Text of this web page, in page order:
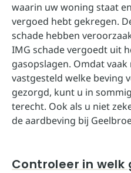
waarin uw woning staat
vergoed hebt gekregen.
schade hebben
IMG schade vergoedt uit
gasopslagen. Omdat
vastgesteld welke beving
gezorgd, kunt u in
terecht. Ook als u niet
de aardbeving bij
Controleer in welk